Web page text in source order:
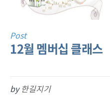
Post
12월 멤버십 클래스
by 한길지기